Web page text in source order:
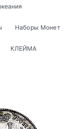
Наборы Монет
КЛЕЙМА